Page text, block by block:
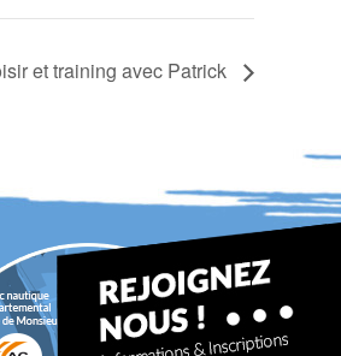
et training avec Patrick